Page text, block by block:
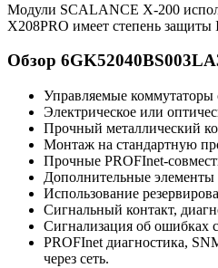
Модули SCALANCE X-200
X208PRO имеет степень защиты
Обзор
Управляемые коммутаторы
Электрическое или
Прочный металлический
Монтаж на стандартную
Прочные PROFInet-
Дополнительные
Использование
Сигнальный контакт,
Сигнализация об ошибках
PROFInet диагностика,
через сеть.